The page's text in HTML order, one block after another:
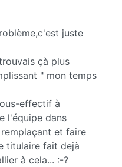
juste
çà plus
" mon temps
effectif à
l'équipe dans
et faire
titulaire fait dejà
à cela... :-?